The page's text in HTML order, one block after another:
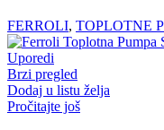
FERROLI, TOPLOTNE
Uporedi
Brzi pregled
Dodaj u listu želja
Pročitajte još